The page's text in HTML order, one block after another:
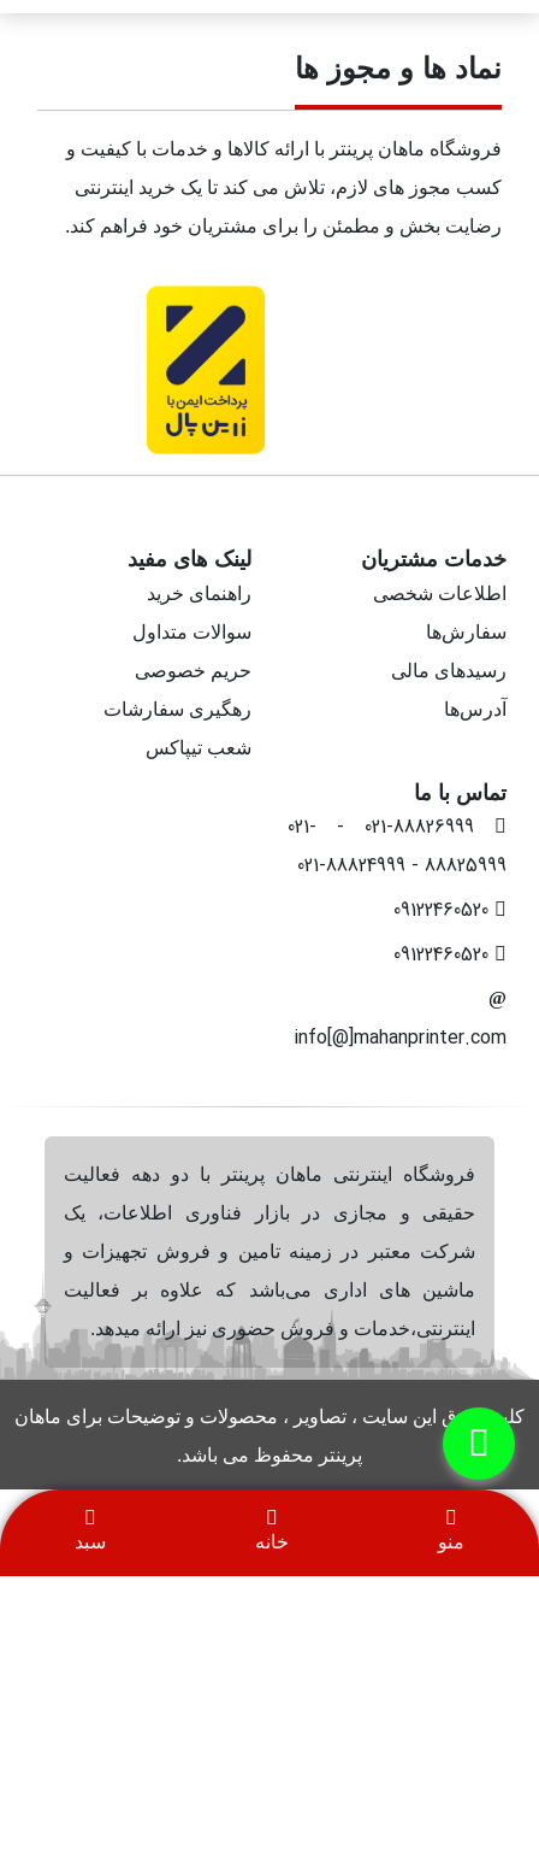
نماد ها و مجوز ها
فروشگاه ماهان پرینتر با ارائه کالاها و خدمات با کیفیت و
کسب مجوز های لازم، تلاش می کند تا یک خرید اینترنتی
رضایت بخش و مطمئن را برای مشتریان خود فراهم کند.
خدمات مشتریان
اطلاعات شخصی
سفارش‌ها
رسیدهای مالی
آدرس‌ها
لینک های مفید
راهنمای خرید
سوالات متداول
حریم خصوصی
رهگیری سفارشات
شعب تیپاکس
تماس با ما
021-88826999 - 021-
88825999 - 021-88824999
info[@]mahanprinter.com
فروشگاه اینترنتی ماهان پرینتر با دو دهه فعالیت
حقیقی و مجازی در بازار فناوری اطلاعات، یک
شرکت معتبر در زمینه تامین و فروش تجهیزات و
ماشین های اداری می‌باشد که علاوه بر فعالیت
اینترنتی،خدمات و فروش حضوری نیز ارائه میدهد.
کلیه حقوق این سایت ، تصاویر ، محصولات و توضیحات برای ماهان
پرینتر محفوظ می باشد.
منو خانه سبد